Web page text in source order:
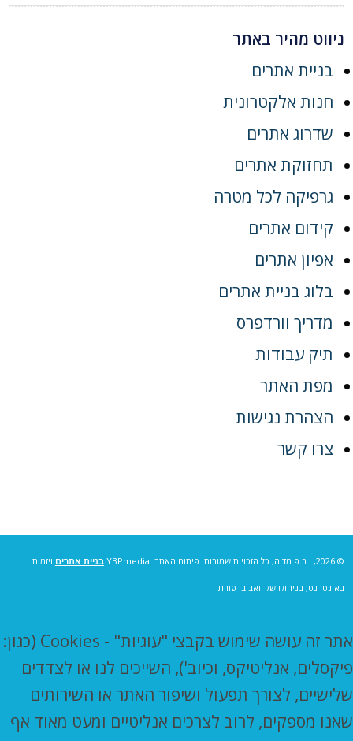
ניווט מהיר באתר
בניית אתרים
חנות אלקטרונית
שדרוג אתרים
תחזוקת אתרים
גרפיקה לכל מטרה
קידום אתרים
אפיון אתרים
בלוג בניית אתרים
מדריך וורדפרס
תיק עבודות
מפת האתר
הצהרת נגישות
צרו קשר
© 2026, י.ב.פ מדיה, כל הזכויות שמורות. פיתוח האתר: YBPmedia בניית אתרים ויזמות
באינטרנט, בניהולו של יואב בן פורת.
אתר זה עושה שימוש בקבצי "עוגיות" - Cookies (כגון:
פיקסלים, אנליטיקס, וכיוב'), השייכים לנו או לצדדים
שלישיים, לצורך תפעול ושיפור האתר או השירותים
שאנו מספקים, לרוב לצרכים אנליטיים ומעט מאוד אף